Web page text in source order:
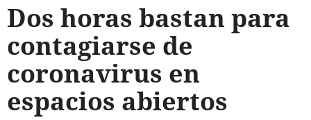
Dos horas bastan para
contagiarse de
coronavirus en
espacios abiertos